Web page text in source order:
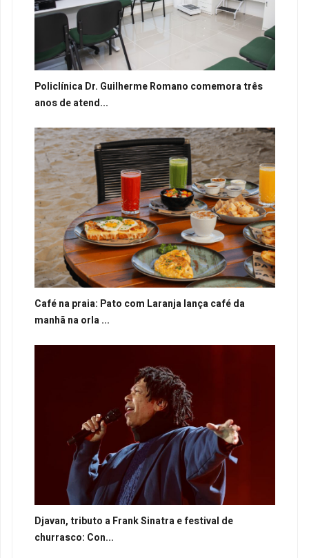
Policlínica Dr. Guilherme Romano comemora três
anos de atend...
Café na praia: Pato com Laranja lança café da
manhã na orla ...
Djavan, tributo a Frank Sinatra e festival de
churrasco: Con...